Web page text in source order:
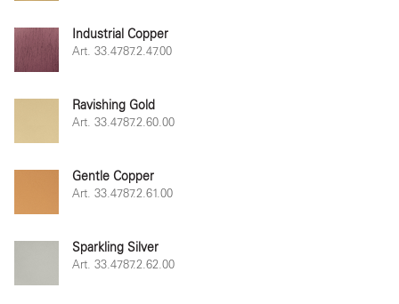
Industrial Copper
Art. 33.4787.2.47.00
Ravishing Gold
Art. 33.4787.2.60.00
Gentle Copper
Art. 33.4787.2.61.00
Sparkling Silver
Art. 33.4787.2.62.00